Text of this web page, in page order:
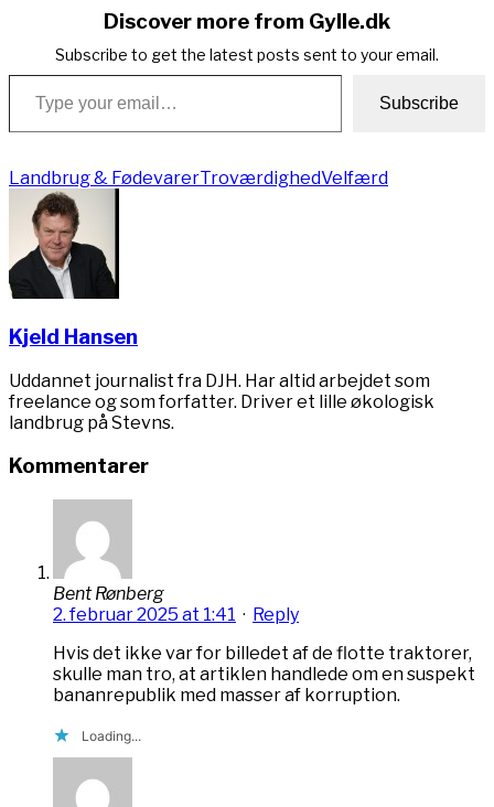
Discover more from Gylle.dk
Subscribe to get the latest posts sent to your email.
Type your email…
Subscribe
Landbrug & FødevarerTroværdighedVelfærd
Kjeld Hansen
Uddannet journalist fra DJH. Har altid arbejdet som
freelance og som forfatter. Driver et lille økologisk
landbrug på Stevns.
Kommentarer
Bent Rønberg
2. februar 2025 at 1:41 · Reply
Hvis det ikke var for billedet af de flotte traktorer,
skulle man tro, at artiklen handlede om en suspekt
bananrepublik med masser af korruption.
Loading...